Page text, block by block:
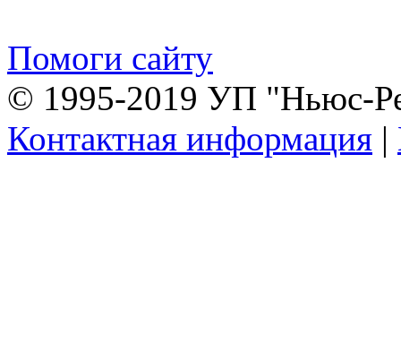
Помоги сайту
© 1995-2019 УП "Ньюс-
Контактная информация |